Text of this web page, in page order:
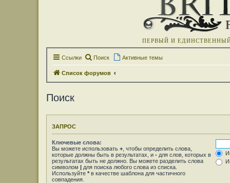
ПЕРВЫЙ И
Ссылки Поиск Активные темы
Список форумов
Поиск
ЗАПРОС
Ключевые слова:
Вы можете использовать + , чтобы определить слова,
которые должны быть в результатах, и - для слов, которых в
результатах быть не должно. Вы можете разделить слова
символом | для поиска любого слова из списка.
Используйте * в качестве шаблона для частичного
совпадения.